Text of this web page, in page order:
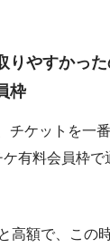
りやすかっ
枠
チケットを一
有料会員枠
高額で、この